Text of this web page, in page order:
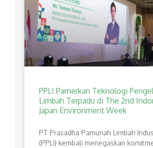
PPLI Pamerkan Teknologi
Limbah Terpadu di The 2nd
Japan Environment Week
PT Prasadha Pamunah Limbah
(PPLI) kembali menegaskan